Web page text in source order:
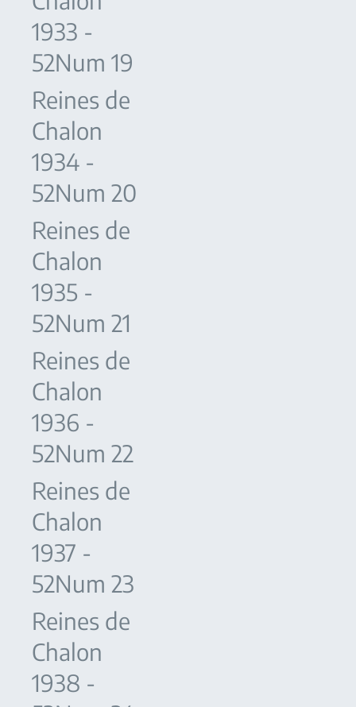
1933 -
52Num 19
Reines de
Chalon
1934 -
52Num 20
Reines de
Chalon
1935 -
52Num 21
Reines de
Chalon
1936 -
52Num 22
Reines de
Chalon
1937 -
52Num 23
Reines de
Chalon
1938 -